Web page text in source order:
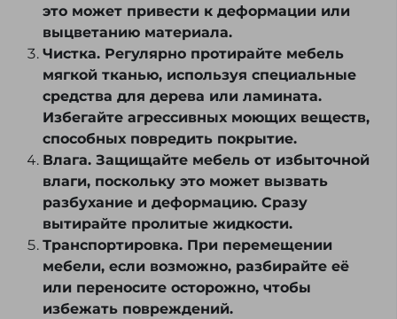
это может привести к деформации или
выцветанию материала.
Чистка. Регулярно протирайте мебель
мягкой тканью, используя специальные
средства для дерева или ламината.
Избегайте агрессивных моющих веществ,
способных повредить покрытие.
Влага. Защищайте мебель от избыточной
влаги, поскольку это может вызвать
разбухание и деформацию. Сразу
вытирайте пролитые жидкости.
Транспортировка. При перемещении
мебели, если возможно, разбирайте её
или переносите осторожно, чтобы
избежать повреждений.